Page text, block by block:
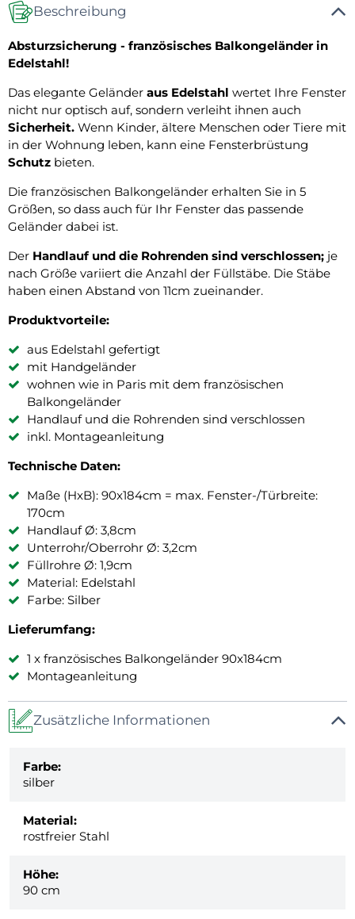
Beschreibung
Absturzsicherung - französisches Balkongeländer in
Edelstahl!
Das elegante Geländer aus Edelstahl wertet Ihre Fenster
nicht nur optisch auf, sondern verleiht ihnen auch
Sicherheit. Wenn Kinder, ältere Menschen oder Tiere mit
in der Wohnung leben, kann eine Fensterbrüstung
Schutz bieten.
Die französischen Balkongeländer erhalten Sie in 5
Größen, so dass auch für Ihr Fenster das passende
Geländer dabei ist.
Der Handlauf und die Rohrenden sind verschlossen; je
nach Größe variiert die Anzahl der Füllstäbe. Die Stäbe
haben einen Abstand von 11cm zueinander.
Produktvorteile:
aus Edelstahl gefertigt
mit Handgeländer
wohnen wie in Paris mit dem französischen
Balkongeländer
Handlauf und die Rohrenden sind verschlossen
inkl. Montageanleitung
Technische Daten:
Maße (HxB): 90x184cm = max. Fenster-/Türbreite:
170cm
Handlauf Ø: 3,8cm
Unterrohr/Oberrohr Ø: 3,2cm
Füllrohre Ø: 1,9cm
Material: Edelstahl
Farbe: Silber
Lieferumfang:
1 x französisches Balkongeländer 90x184cm
Montageanleitung
Zusätzliche Informationen
Farbe:
silber
Material:
rostfreier Stahl
Höhe:
90 cm